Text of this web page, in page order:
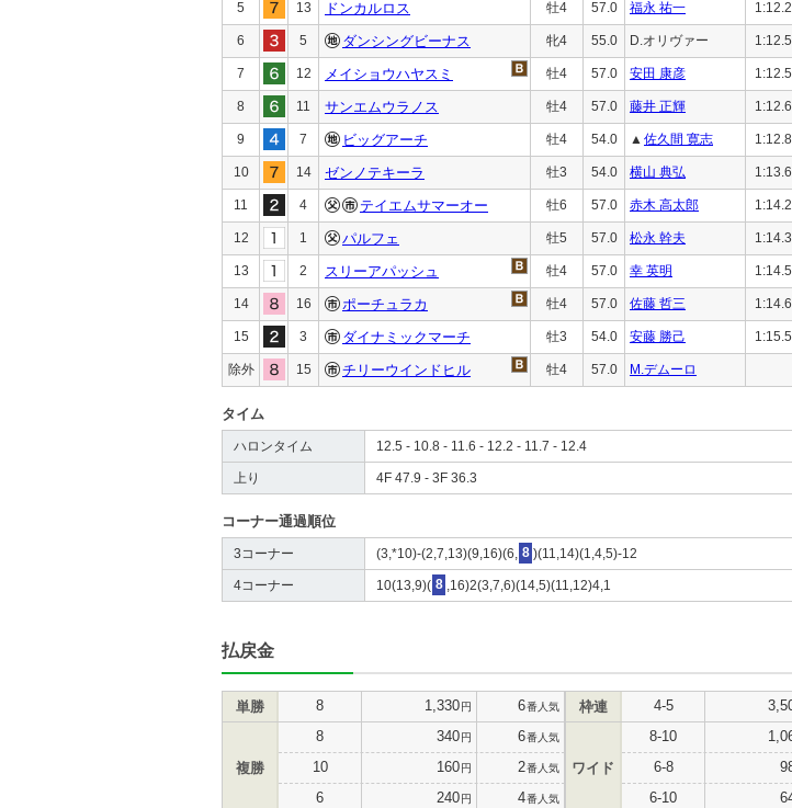
5 13 ドンカルロス 牡4 57.0 福永 祐一 1:12.2
6 5 ダンシングビーナス 牝4 55.0 D.オリヴァー 1:12.5
7 12 メイショウハヤスミ 牡4 57.0 安田 康彦 1:12.5
8 11 サンエムウラノス 牡4 57.0 藤井 正輝 1:12.6
9 7 ビッグアーチ 牡4 54.0 ▲ 佐久間 寛志 1:12.8
10 14 ゼンノテキーラ 牡3 54.0 横山 典弘 1:13.6
11 4 テイエムサマーオー 牡6 57.0 赤木 高太郎 1:14.2
12 1 パルフェ 牡5 57.0 松永 幹夫 1:14.3
13 2 スリーアパッシュ 牡4 57.0 幸 英明 1:14.5
14 16 ポーチュラカ 牡4 57.0 佐藤 哲三 1:14.6
15 3 ダイナミックマーチ 牡3 54.0 安藤 勝己 1:15.5
除外 15 チリーウインドヒル 牡4 57.0 M.デムーロ
タイム
ハロンタイム 12.5 - 10.8 - 11.6 - 12.2 - 11.7 - 12.4
上り 4F 47.9 - 3F 36.3
コーナー通過順位
3コーナー (3,*10)-(2,7,13)(9,16)(6, 8 )(11,14)(1,4,5)-12
4コーナー 10(13,9)( 8 ,16)2(3,7,6)(14,5)(11,12)4,1
払戻金
単勝 8 1,330円 6番人気
複勝
8 340円 6番人気
10 160円 2番人気
6 240円 4番人気
枠連 4-5
ワイド
8-10
6-8
6-10